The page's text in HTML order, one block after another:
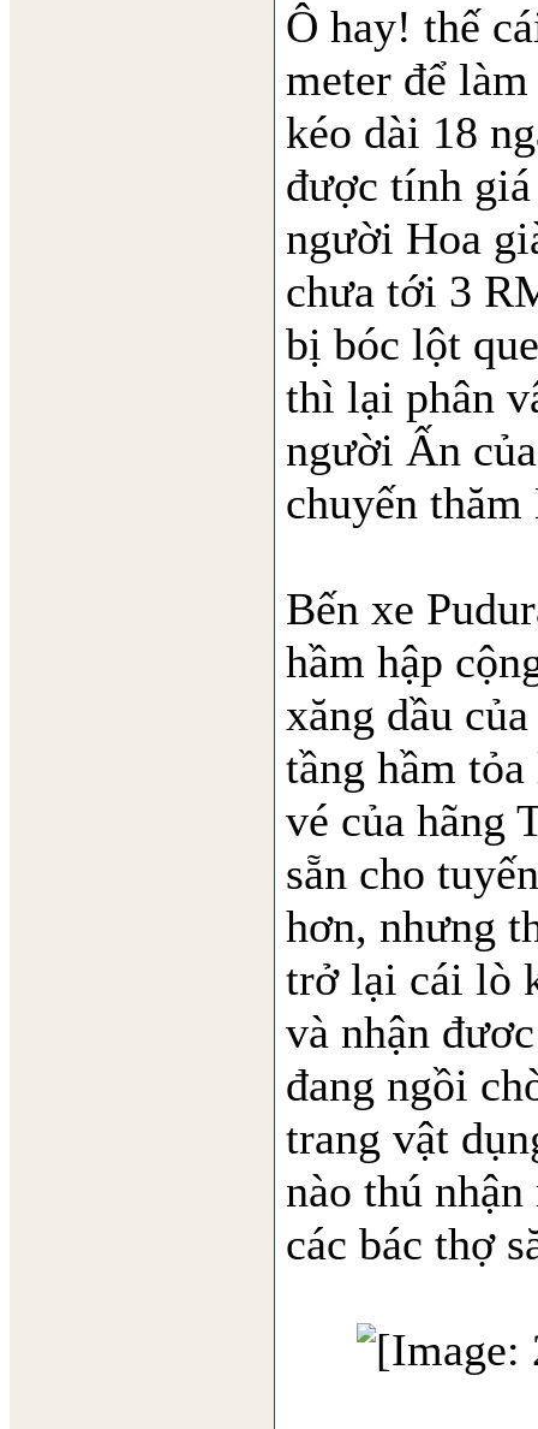
Ô hay! thế
meter để
kéo dài 18
được tính
người Hoa
chưa tới 3
bị bóc lột
thì lại phân
người Ấn
chuyến
Bến xe
hầm hập
xăng dầu
tầng hầm
vé của hãng
sẵn cho
hơn, nhưng
trở lại cái lò
và nhận
đang ngồi
trang vật
nào thú
các bác thợ